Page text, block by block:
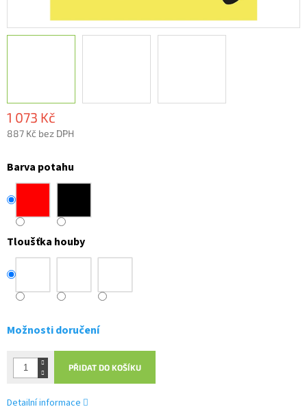
1 073 Kč
887 Kč bez DPH
cena:
Barva potahu
Tloušťka houby
Možnosti doručení
PŘIDAT DO KOŠÍKU
Detailní informace